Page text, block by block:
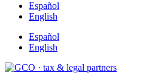
Español
English
Español
English